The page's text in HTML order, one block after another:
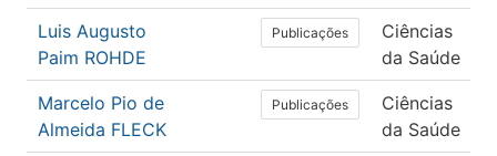
Luis Augusto
Paim ROHDE
Publicações
Ciências
da Saúde
Marcelo Pio de
Almeida FLECK
Publicações
Ciências
da Saúde